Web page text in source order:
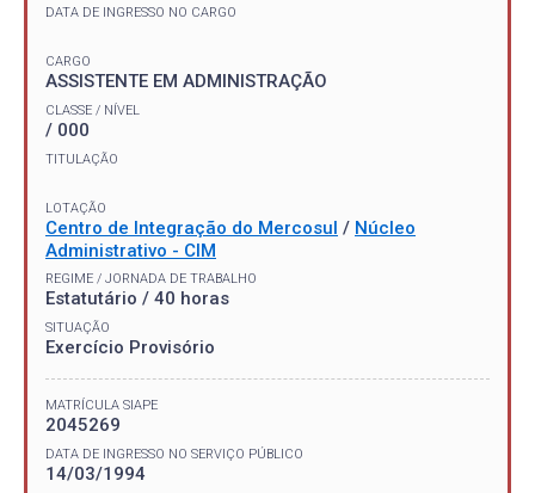
DATA DE INGRESSO NO CARGO
CARGO
ASSISTENTE EM ADMINISTRAÇÃO
CLASSE / NÍVEL
/ 000
TITULAÇÃO
LOTAÇÃO
Centro de Integração do Mercosul / Núcleo
Administrativo - CIM
REGIME / JORNADA DE TRABALHO
Estatutário / 40 horas
SITUAÇÃO
Exercício Provisório
MATRÍCULA SIAPE
2045269
DATA DE INGRESSO NO SERVIÇO PÚBLICO
14/03/1994